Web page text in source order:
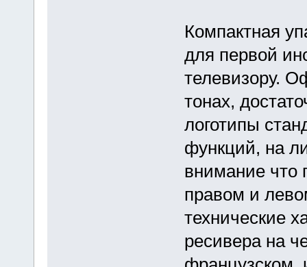
Компактная
для первой
телевизору.
тонах,
логотипы
функций, на
внимание что
правом и
технические
ресивера на